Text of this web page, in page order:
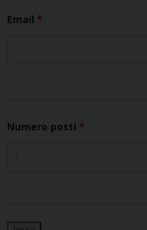
Email *
Numero posti *